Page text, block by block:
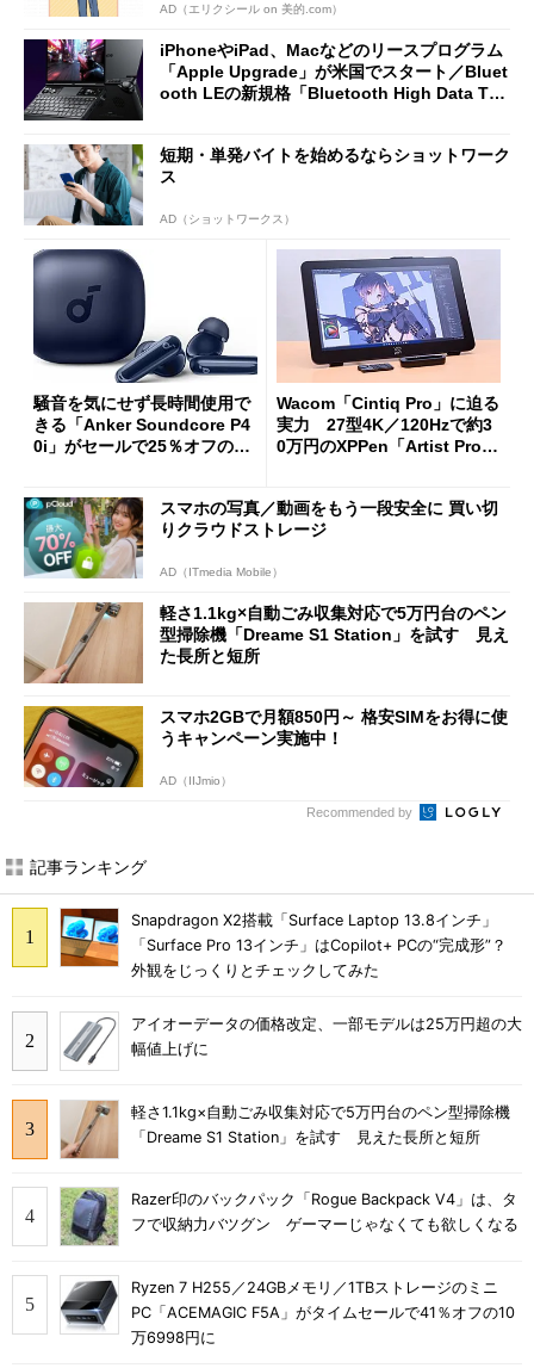
AD（エリクシール on 美的.com）
iPhoneやiPad、Macなどのリースプログラム
「Apple Upgrade」が米国でスタート／Bluet
ooth LEの新規格「Bluetooth High Data Thr
短期・単発バイトを始めるならショットワーク
ス
AD（ショットワークス）
騒音を気にせず長時間使用で
きる「Anker Soundcore P4
0i」がセールで25％オフの59
Wacom「Cintiq Pro」に迫る
実力 27型4K／120Hzで約3
0万円のXPPen「Artist Pro 2
スマホの写真／動画をもう一段安全に 買い切
りクラウドストレージ
AD（ITmedia Mobile）
軽さ1.1kg×自動ごみ収集対応で5万円台のペン
型掃除機「Dreame S1 Station」を試す 見え
た長所と短所
スマホ2GBで月額850円～ 格安SIMをお得に使
うキャンペーン実施中！
AD（IIJmio）
Recommended by
記事ランキング
Snapdragon X2搭載「Surface Laptop 13.8インチ」
「Surface Pro 13インチ」はCopilot+ PCの“完成形”？
外観をじっくりとチェックしてみた
アイオーデータの価格改定、一部モデルは25万円超の大
幅値上げに
軽さ1.1kg×自動ごみ収集対応で5万円台のペン型掃除機
「Dreame S1 Station」を試す 見えた長所と短所
Razer印のバックパック「Rogue Backpack V4」は、タ
フで収納力バツグン ゲーマーじゃなくても欲しくなる
Ryzen 7 H255／24GBメモリ／1TBストレージのミニ
PC「ACEMAGIC F5A」がタイムセールで41％オフの10
万6998円に